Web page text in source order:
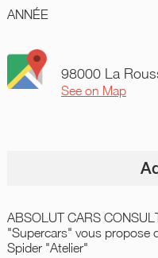
ANNÉE
98000 La
See on Map
ABSOLUT CARS
"Supercars" vous propose
Spider "Atelier"